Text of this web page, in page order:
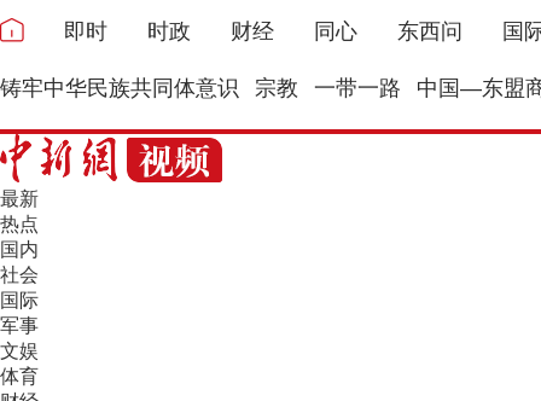
即时 时政 财经 同心 东西问 国
铸牢中华民族共同体意识 宗教 一带一路 中国—东盟
最新
热点
国内
社会
国际
军事
文娱
体育